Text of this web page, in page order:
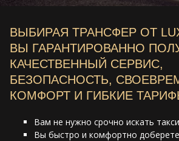
ВЫБИРАЯ ТРАНСФЕР ОТ
ВЫ ГАРАНТИРОВАННО
КАЧЕСТВЕННЫЙ СЕРВИС,
БЕЗОПАСНОСТЬ,
КОМФОРТ И ГИБКИЕ
Вам не нужно срочно искать такси
Вы быстро и комфортно